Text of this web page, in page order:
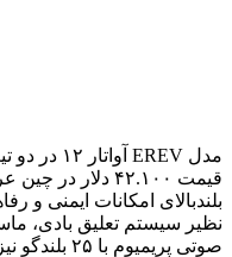
نظیر سیستم تعلیق بادی،
صوتی پریمیوم با ۲۵ بلندگو نیز هست.